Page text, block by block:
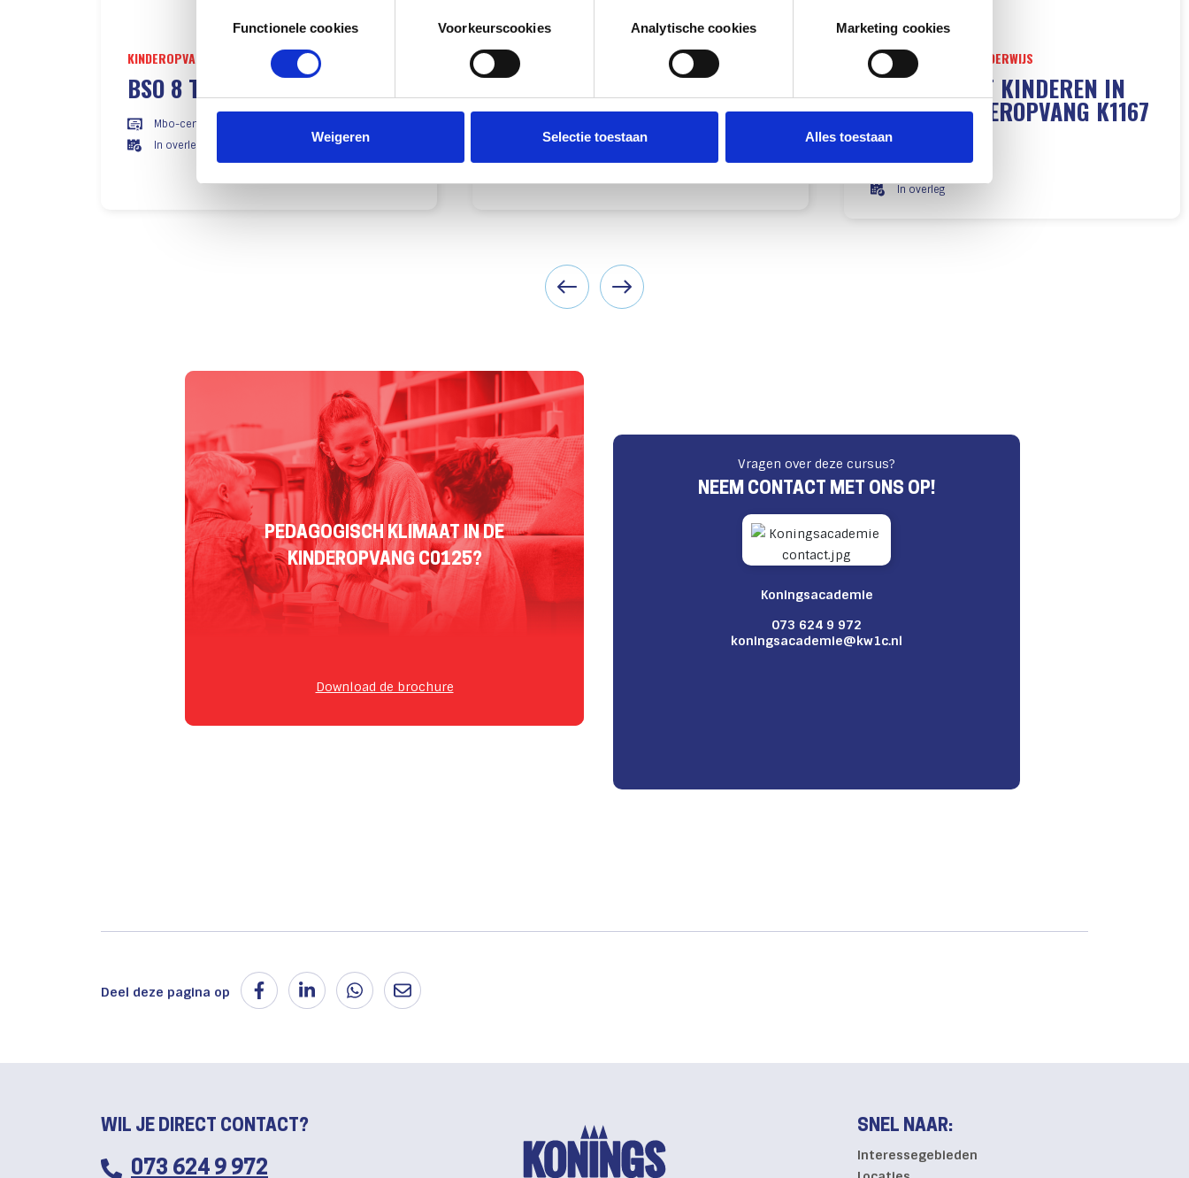
Lees meer over hoe uw persoonlijke gegevens worden verwerkt en stel uw voorkeuren in het
detailgedeeltein. U kunt uw
toestemming op elk moment wijzigen of intrekken in de Cookieverklaring.
onze website goed functioneert, jouw voorkeuren worden opgeslagen, wij inzicht krijgen in bezoekersgedrag en voor
marketing en social media doeleinden (het laten zien van gepersonaliseerde advertenties). Wil je meer lezen over de
Functionele cookies
Voorkeurscookies Analytische cookies Marketing cookies
Weigeren Selectie toestaan Alles toestaan
KINDEROPVANG EN ONDERWIJS
BSO 8 TOT 12 JAAR K0611
Mbo-certificaat
In overleg
KINDEROPVANG EN ONDERWIJS
WERKEN MET BABY'S K1270
In overleg
KINDEROPVANG EN ONDERWIJS
WERKEN MET KINDEREN IN
DE GASTOUDEROPVANG K1167
In overleg
PEDAGOGISCH KLIMAAT IN DE
KINDEROPVANG C0125?
Download de brochure
Vragen over deze cursus?
NEEM CONTACT MET ONS OP!
Koningsacademie
073 624 9 972
koningsacademie@kw1c.nl
Deel deze pagina op
WIL JE DIRECT CONTACT?
073 624 9 972
SNEL NAAR:
Interessegebieden